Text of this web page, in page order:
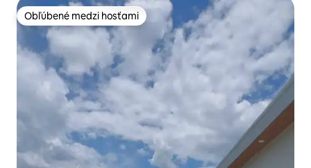
Obľúbené medzi hosťami
Obľúbené medzi hosťami